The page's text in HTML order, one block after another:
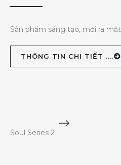
Sản phẩm sáng tạo, mới ra mắt
THÔNG TIN CHI TIẾT ....
Soul Series 2